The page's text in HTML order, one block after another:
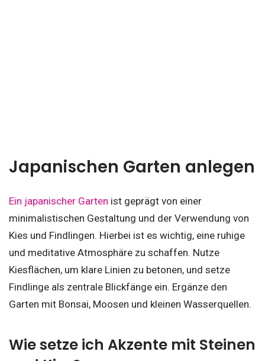
Japanischen Garten anlegen
Ein japanischer Garten ist geprägt von einer
minimalistischen Gestaltung und der Verwendung von
Kies und Findlingen. Hierbei ist es wichtig, eine ruhige
und meditative Atmosphäre zu schaffen. Nutze
Kiesflächen, um klare Linien zu betonen, und setze
Findlinge als zentrale Blickfänge ein. Ergänze den
Garten mit Bonsai, Moosen und kleinen Wasserquellen.
Wie setze ich Akzente mit Steinen